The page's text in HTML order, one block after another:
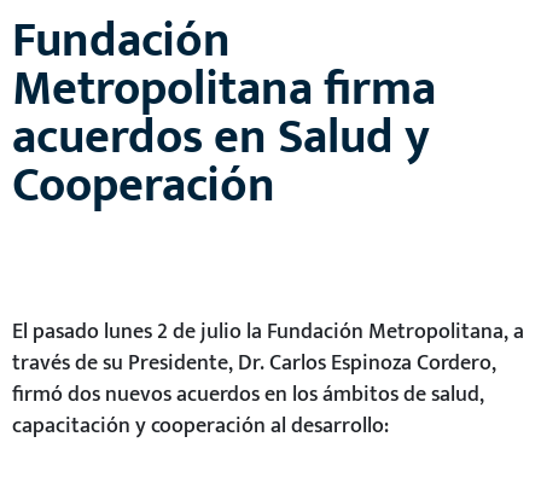
Fundación
Metropolitana firma
acuerdos en Salud y
Cooperación
El pasado lunes 2 de julio la Fundación Metropolitana, a
través de su Presidente, Dr. Carlos Espinoza Cordero,
firmódos nuevos acuerdos en los ámbitos de salud,
capacitación y cooperación al desarrollo: